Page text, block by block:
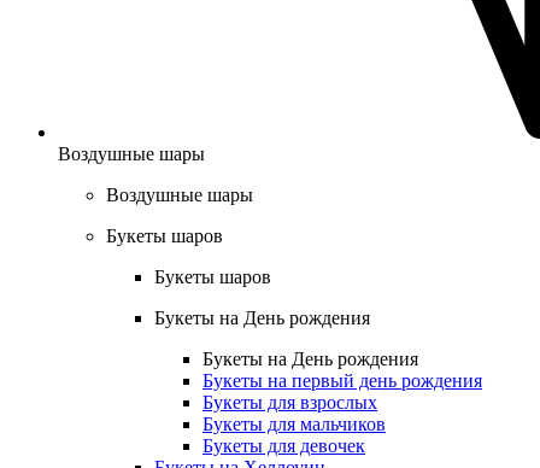
Воздушные шары
Воздушные шары
Букеты шаров
Букеты шаров
Букеты на День рождения
Букеты на День рождения
Букеты на первый день рождения
Букеты для взрослых
Букеты для мальчиков
Букеты для девочек